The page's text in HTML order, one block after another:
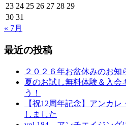
23 24 25 26 27 28 29
30 31
« 7月
最近の投稿
２０２６年お盆休みのお知
夏のお試し無料体験＆入会
う！
【祝12周年記念】アンカ
しました